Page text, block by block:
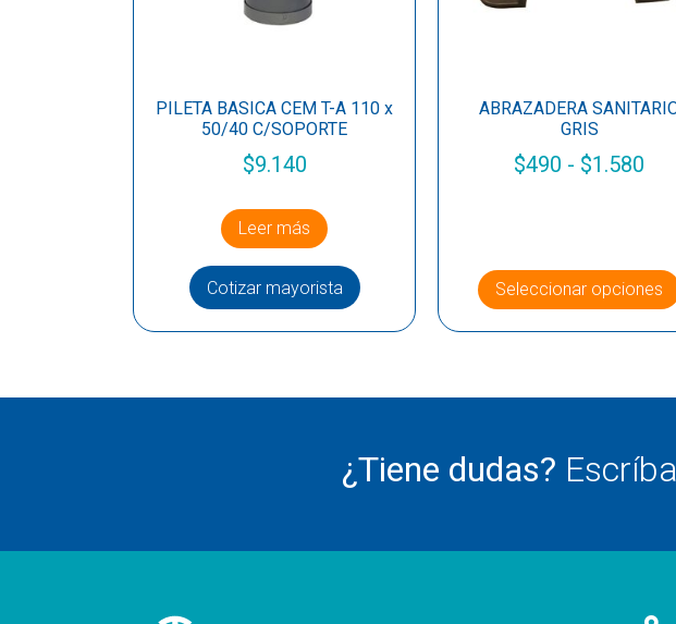
PILETA BASICA CEM T-A 110 x
50/40 C/SOPORTE
$9.140
Leer más
Cotizar mayorista
ABRAZADERA
GRIS
$490 - $1.580
Seleccionar opciones
¿Tiene dudas?